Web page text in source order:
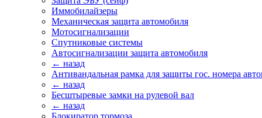
Иммобилайзеры
Механическая защита автомобиля
Мотосигнализации
Спутниковые системы
Автосигнализации защита автомобиля
← назад
Антивандальная рамка для защиты гос. номера
← назад
Бесштыревые замки на рулевой вал
← назад
Блокиратор тормоза